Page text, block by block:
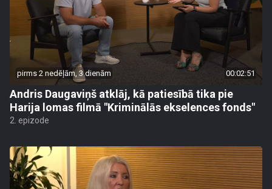
pirms 2 nedēļām, 3 dienām 00:02:51
Andris Daugaviņš atklāj, kā patiesībā tika pie
Harija lomas filmā "Kriminālās ekselences fonds"
2. epizode